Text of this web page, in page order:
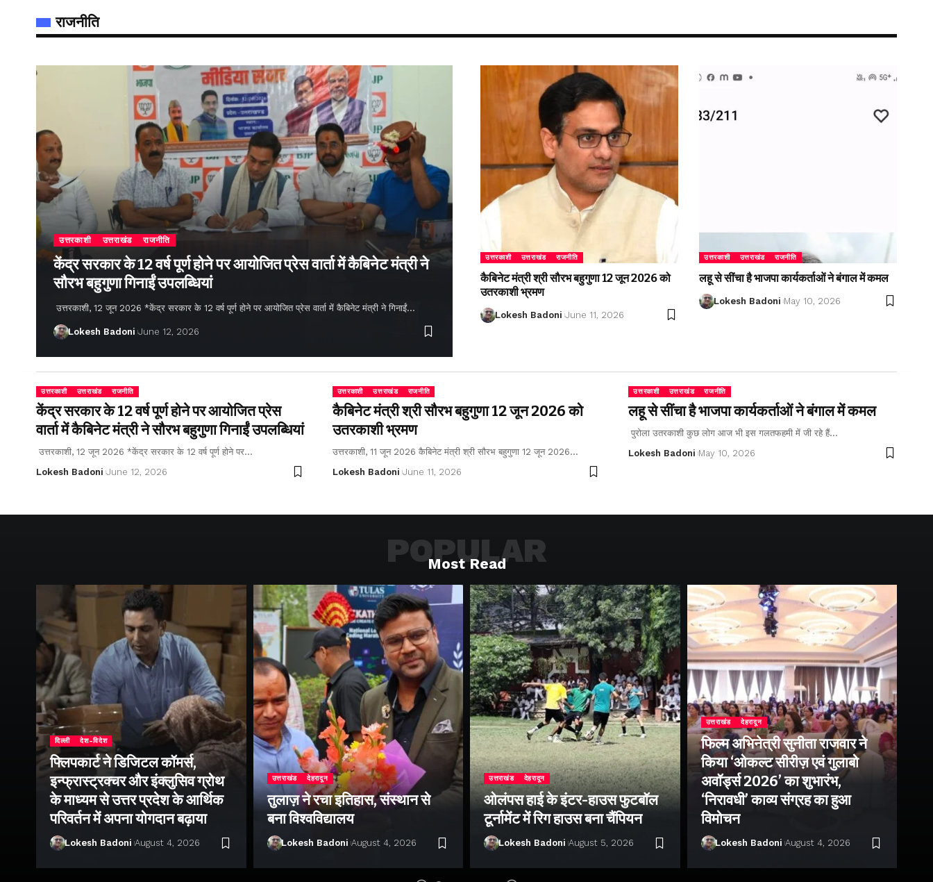
राजनीति
उत्तरकाशी उत्तराखंड राजनीति
केंद्र सरकार के 12 वर्ष पूर्ण होने पर आयोजित प्रेस वार्ता में कैबिनेट मंत्री ने
सौरभ बहुगुणा गिनाईं उपलब्धियां
उत्तरकाशी, 12 जून 2026 *केंद्र सरकार के 12 वर्ष पूर्ण होने पर आयोजित प्रेस वार्ता में कैबिनेट मंत्री ने गिनाईं…
Lokesh Badoni June 12, 2026
उत्तरकाशी उत्तराखंड राजनीति
कैबिनेट मंत्री श्री सौरभ बहुगुणा 12 जून 2026 को
उतरकाशी भ्रमण
Lokesh Badoni June 11, 2026
उत्तरकाशी उत्तराखंड राजनीति
लहू से सींचा है भाजपा कार्यकर्ताओं ने बंगाल में कमल
Lokesh Badoni May 10, 2026
उत्तरकाशी उत्तराखंड राजनीति
केंद्र सरकार के 12 वर्ष पूर्ण होने पर आयोजित प्रेस
वार्ता में कैबिनेट मंत्री ने सौरभ बहुगुणा गिनाईं उपलब्धियां
उत्तरकाशी, 12 जून 2026 *केंद्र सरकार के 12 वर्ष पूर्ण होने पर…
Lokesh Badoni June 12, 2026
उत्तरकाशी उत्तराखंड राजनीति
कैबिनेट मंत्री श्री सौरभ बहुगुणा 12 जून 2026 को
उतरकाशी भ्रमण
उत्तरकाशी, 11 जून 2026 कैबिनेट मंत्री श्री सौरभ बहुगुणा 12 जून 2026…
Lokesh Badoni June 11, 2026
उत्तरकाशी उत्तराखंड राजनीति
लहू से सींचा है भाजपा कार्यकर्ताओं ने बंगाल में कमल
पुरोला उतरकाशी कुछ लोग आज भी इस गलतफहमी में जी रहे हैं…
Lokesh Badoni May 10, 2026
Most Read
POPULAR
दिल्ली देश-विदेश
फ्लिपकार्ट ने डिजिटल कॉमर्स,
इन्फ्रास्ट्रक्चर और इंक्लुसिव ग्रोथ
के माध्यम से उत्तर प्रदेश के आर्थिक
परिवर्तन में अपना योगदान बढ़ाया
Lokesh Badoni August 4, 2026
उत्तराखंड देहरादून
तुलाज़ ने रचा इतिहास, संस्थान से
बना विश्वविद्यालय
Lokesh Badoni August 4, 2026
उत्तराखंड देहरादून
ओलंपस हाई के इंटर-हाउस फुटबॉल
टूर्नामेंट में रिग हाउस बना चैंपियन
Lokesh Badoni August 5, 2026
उत्तराखंड देहरादून
फिल्म अभिनेत्री सुनीता राजवार ने
किया ‘ओकल्ट सीरीज़ एवं गुलाबो
अवॉर्ड्स 2026’ का शुभारंभ,
‘निरावधी’ काव्य संग्रह का हुआ
विमोचन
Lokesh Badoni August 4, 2026